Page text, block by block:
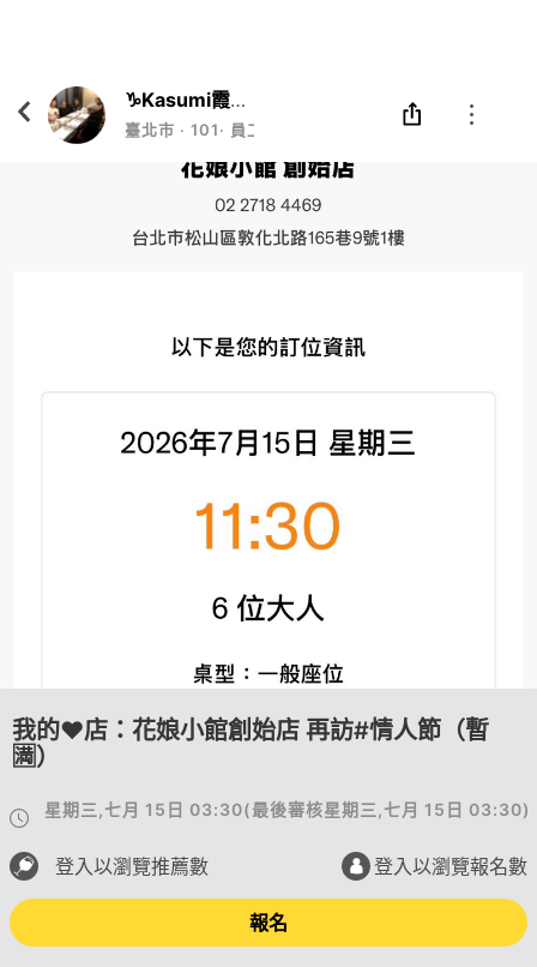
♑️Kasumi霞かすみ🦄
臺北市 ‧ 101‧ 員工
我的❤️店：花娘小館創始店 再訪#情人節（暫
🈵）
星期三,七月 15日 03:30(最後審核星期三,七月 15日 03:30)
登入以瀏覽推薦數 登入以瀏覽報名數
報名